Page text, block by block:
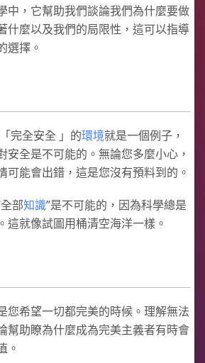
中，它幫助我們談論我們為什麼要做
什麼以及我們的局限性，這可以指導
選擇。
完全安全 」的環境就是一個例子，
安全是不可能的。無論您多麼小心，
可能會出錯，這是您沒有預料到的。
部知識”是不可能的，因為科學總是
這就像試圖用桶清空海洋一樣。
您希望一切都完美的時候。理解無法
幫助瞭為什麼成為完美主義者有時會
。